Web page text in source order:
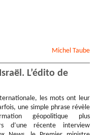
Michel Taube
L’édito de
les mots ont leur
une simple phrase révèle
géopolitique plus
d’une récente interview